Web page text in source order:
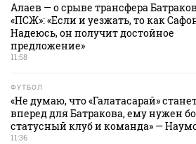
Алаев — о срыве трансфера
«ПСЖ»: «Если и уезжать, то как
Надеюсь, он получит достойное
предложение»
11:58
ФУТБОЛ
«Не думаю, что «Галатасарай»
вперед для Батракова, ему нужен
статусный клуб и команда» —
11:36